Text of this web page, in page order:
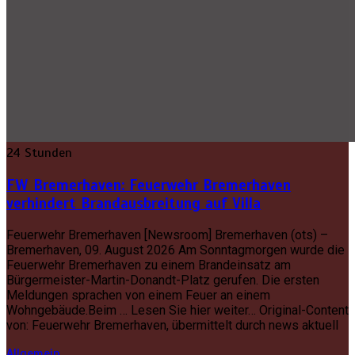
24 Stunden
FW Bremerhaven: Feuerwehr Bremerhaven
verhindert Brandausbreitung auf Villa
Feuerwehr Bremerhaven [Newsroom] Bremerhaven (ots) –
Bremerhaven, 09. August 2026 Am Sonntagmorgen wurde die
Feuerwehr Bremerhaven zu einem Brandeinsatz am
Bürgermeister-Martin-Donandt-Platz gerufen. Die ersten
Meldungen sprachen von einem Feuer an einem
Wohngebäude.Beim … Lesen Sie hier weiter… Original-Content
von: Feuerwehr Bremerhaven, übermittelt durch news aktuell